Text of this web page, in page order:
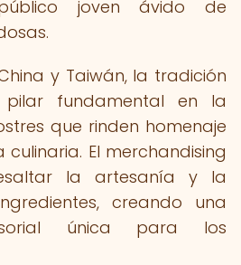
joven ávido de
y Taiwán, la tradición
fundamental en la
que rinden homenaje
El merchandising
la artesanía y la
creando una
única para los